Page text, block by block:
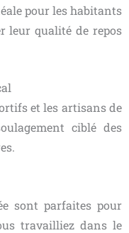
pour les habitants
leur qualité de repos
et les artisans de
ciblé des
sont parfaites pour
travailliez dans le